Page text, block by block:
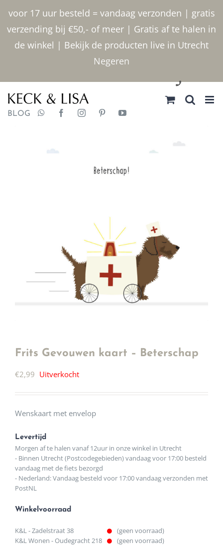
voor 17 uur besteld = vandaag verzonden | gratis
verzending bij €50,- of meer | Gratis af te halen in
de winkel | Bekijk de producten live in Utrecht
Negeren
inhoud
030 2400000
BLOG
Frits Gevouwen kaart – Beterschap
€2,99 Uitverkocht
Wenskaart met envelop
Levertijd
Morgen af te halen vanaf 12uur in onze winkel in Utrecht
- Binnen Utrecht (Postcodegebieden) vandaag voor 17:00 besteld
vandaag met de fiets bezorgd
- Nederland: Vandaag besteld voor 17:00 vandaag verzonden met
PostNL
Winkelvoorraad
K&L - Zadelstraat 38
(geen voorraad)
K&L Wonen - Oudegracht 218
(geen voorraad)